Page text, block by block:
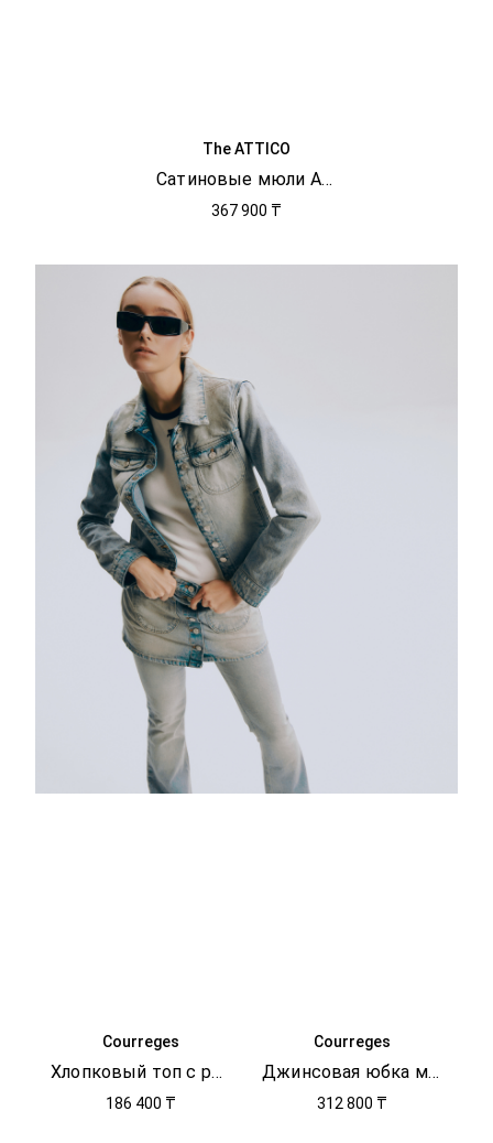
The ATTICO
Сатиновые мюли Adele
367 900 ₸
Courreges
Хлопковый топ с ремешком
186 400 ₸
Courreges
Джинсовая юбка мини
312 800 ₸